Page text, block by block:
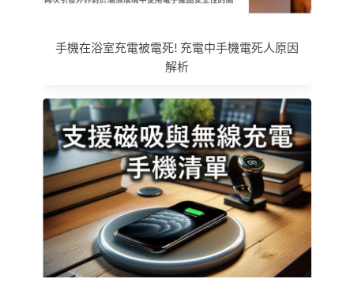
手機在浴室充電被電死! 充電中手機電死人原因
解析